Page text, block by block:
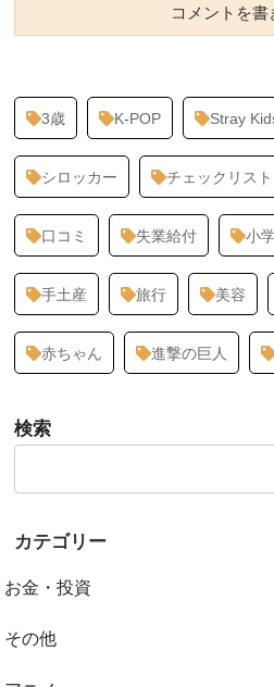
コメントを書
3歳 K-POP Stray
シロッカー チェックリスト
口コミ 失業給付 小
手土産 旅行 美容
赤ちゃん 進撃の巨人
検索
カテゴリー
お金・投資
その他